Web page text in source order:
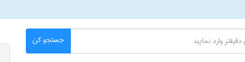
جستجو کن